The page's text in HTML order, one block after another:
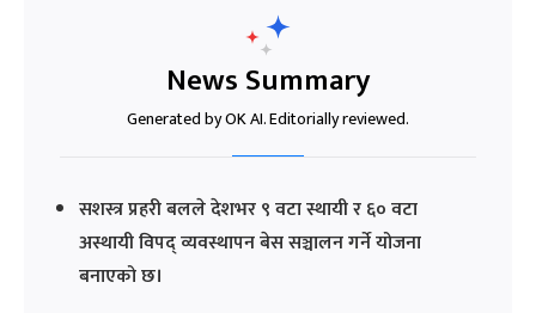
News Summary
Generated by OK AI. Editorially reviewed.
सशस्त्र प्रहरी बलले देशभर ९ वटा स्थायी र ६० वटा
अस्थायी विपद् व्यवस्थापन बेस सञ्चालन गर्ने योजना
बनाएको छ।